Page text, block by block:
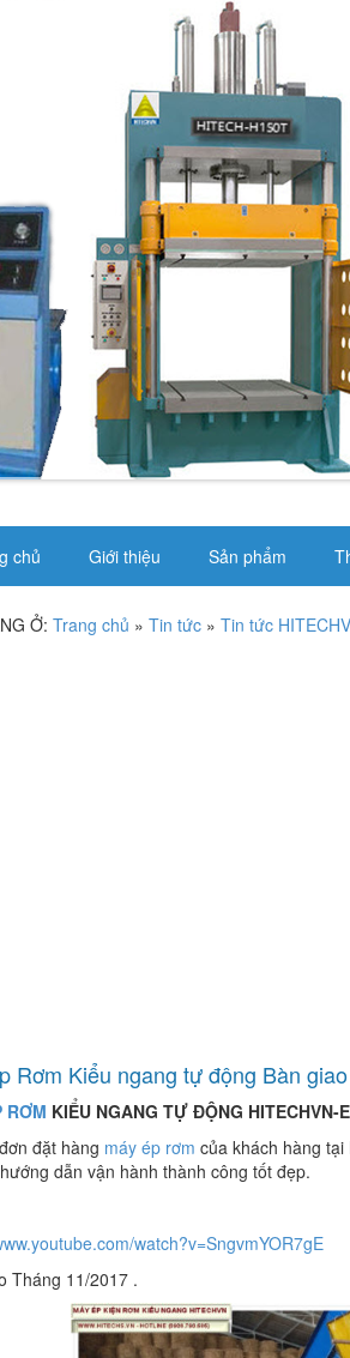
chủ Giới thiệu Sản phẩm
Ở: Trang chủ » Tin tức» Tin tức
Rơm Kiểu ngang tự động Bàn
RƠM KIỂU NGANG TỰ ĐỘNG HITECHVN-
đặt hàng máy ép rơm của khách hàng tại
dẫn vận hành thành công tốt đẹp.
watch?v=SngvmYOR7gE
Tháng 11/2017 .